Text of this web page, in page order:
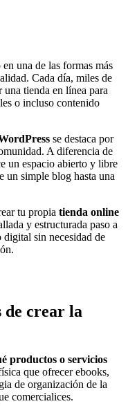
una de las formas más
Cada día, miles de
una tienda en línea para
o incluso contenido
se destaca por
A diferencia de
un espacio abierto y libre
un simple blog hasta una
tu propia tienda online
y estructurada paso a
digital sin necesidad de
de crear la
productos o servicios
que ofrecer ebooks,
de organización de la
comercialices.